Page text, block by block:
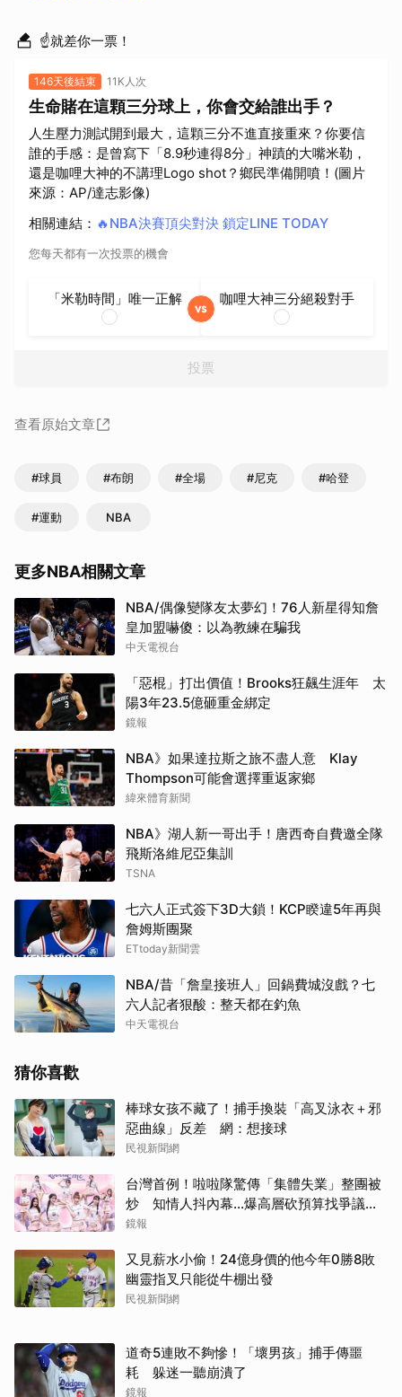
☝就差你一票！
146天後結束 11K人次
生命賭在這顆三分球上，你會交給誰出手？
人生壓力測試開到最大，這顆三分不進直接重來？你要信
誰的手感：是曾寫下「8.9秒連得8分」神蹟的大嘴米勒，
還是咖哩大神的不講理Logo shot？鄉民準備開噴！(圖片
來源：AP/達志影像)
相關連結 ： 🔥NBA決賽頂尖對決 鎖定LINE TODAY
您每天都有一次投票的機會
「米勒時間」唯一正解 咖哩大神三分絕殺對手
投票
查看原始文章
#球員 #布朗 #全場 #尼克 #哈登
#運動 NBA
更多NBA相關文章
NBA/偶像變隊友太夢幻！76人新星得知詹
皇加盟嚇傻：以為教練在騙我
中天電視台
「惡棍」打出價值！Brooks狂飆生涯年 太
陽3年23.5億砸重金綁定
鏡報
NBA》如果達拉斯之旅不盡人意 Klay
Thompson可能會選擇重返家鄉
緯來體育新聞
NBA》湖人新一哥出手！唐西奇自費邀全隊
飛斯洛維尼亞集訓
TSNA
七六人正式簽下3D大鎖！KCP睽違5年再與
詹姆斯團聚
ETtoday新聞雲
NBA/昔「詹皇接班人」回鍋費城沒戲？七
六人記者狠酸：整天都在釣魚
中天電視台
猜你喜歡
棒球女孩不藏了！捕手換裝「高叉泳衣＋邪
惡曲線」反差 網：想接球
民視新聞網
台灣首例！啦啦隊驚傳「集體失業」整團被
炒 知情人抖內幕...爆高層砍預算找爭議經
紀人接手
鏡報
又見薪水小偷！24億身價的他今年0勝8敗
幽靈指叉只能從牛棚出發
民視新聞網
道奇5連敗不夠慘！「壞男孩」捕手傳噩
耗 躲迷一聽崩潰了
鏡報